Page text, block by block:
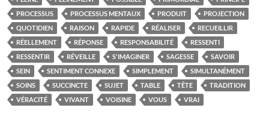
PROCESSUS
PROCESSUS MENTAUX PRODUIT
PROJECTION
QUOTIDIEN
RAISON RAPIDE RÉALISER
RECUEILLIR
RÉELLEMENT
RÉPONSE RESPONSABILITÉ
RESSENTI
RESSENTIR
RÉVEILLE S'IMAGINER SAGESSE
SAVOIR
SEIN
SENTIMENT CONNEXE SIMPLEMENT
SIMULTANÉMENT
SOINS
SUCCINCTE SUJET TABLE TÊTE
TRADITION
VÉRACITÉ
VIVANT VOISINE VOUS VRAI